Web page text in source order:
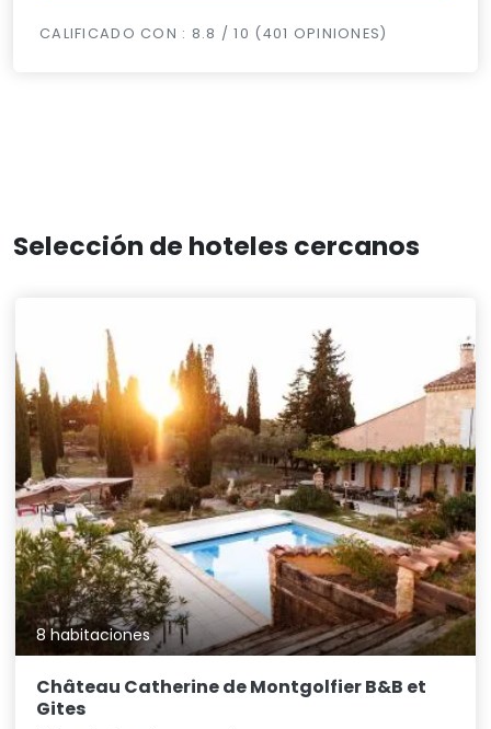
CALIFICADO CON : 8.8 / 10 (401 OPINIONES)
Selección de hoteles cercanos
8 habitaciones
Château Catherine de Montgolfier B&B et
Gites